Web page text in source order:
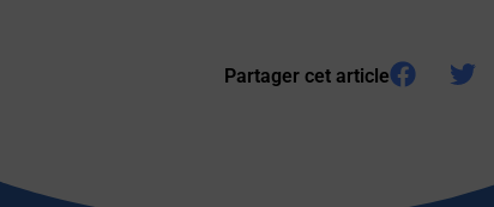
Partager cet article